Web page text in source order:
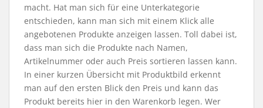
macht. Hat man sich für eine Unterkategorie
entschieden, kann man sich mit einem Klick alle
angebotenen Produkte anzeigen lassen. Toll dabei ist,
dass man sich die Produkte nach Namen,
Artikelnummer oder auch Preis sortieren lassen kann.
In einer kurzen Übersicht mit Produktbild erkennt
man auf den ersten Blick den Preis und kann das
Produkt bereits hier in den Warenkorb legen. Wer